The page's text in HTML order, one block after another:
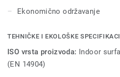
Ekonomično održavanje
TEHNIČKE I EKOLOŠKE
ISO vrsta proizvoda: Indoor
(EN 14904)